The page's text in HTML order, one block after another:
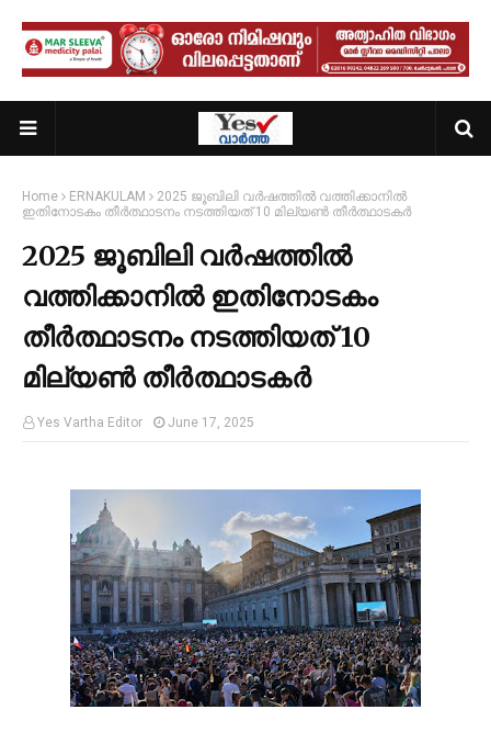
Home ERNAKULAM
2025 ജൂബിലി വര്‍ഷത്തില്‍ വത്തിക്കാനില്‍
ഇതിനോടകം തീര്‍ത്ഥാടനം നടത്തിയത് 10 മില്യണ്‍ തീര്‍ത്ഥാടകര്‍
2025 ജൂബിലി വര്‍ഷത്തില്‍
വത്തിക്കാനില്‍ ഇതിനോടകം
തീര്‍ത്ഥാടനം നടത്തിയത് 10
മില്യണ്‍ തീര്‍ത്ഥാടകര്‍
Yes Vartha Editor June 17, 2025